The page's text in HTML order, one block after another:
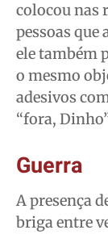
colocou nas
pessoas
ele também
o mesmo
adesivos
“fora,
Guerra
A presença
briga entre